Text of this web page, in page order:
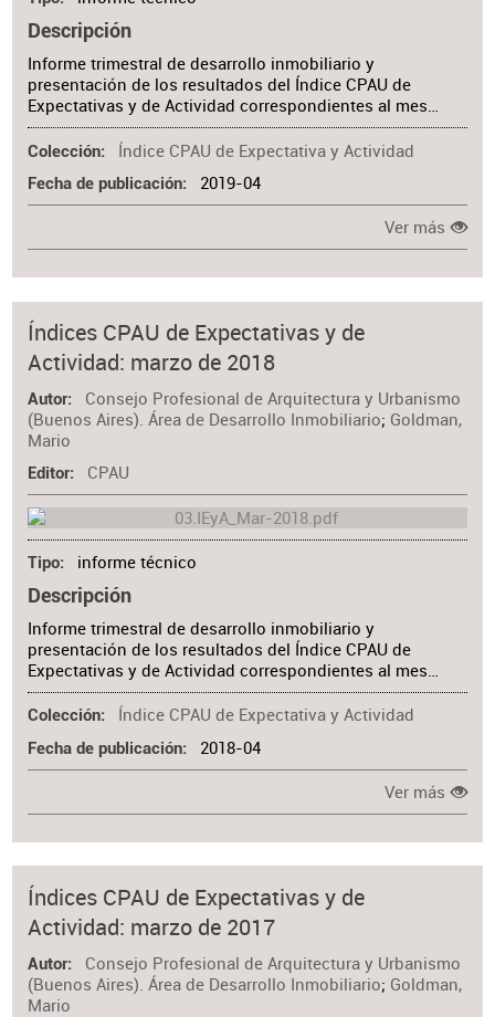
Descripción
Informe trimestral de desarrollo inmobiliario y
presentación de los resultados del Índice CPAU de
Expectativas y de Actividad correspondientes al mes…
Colección Índice CPAU de Expectativa y Actividad
Fecha de publicación 2019-04
Ver más
Índices CPAU de Expectativas y de
Actividad: marzo de 2018
Autor
Consejo Profesional de Arquitectura y Urbanismo
(Buenos Aires). Área de Desarrollo Inmobiliario; Goldman,
Mario
Editor CPAU
Tipo informe técnico
Descripción
Informe trimestral de desarrollo inmobiliario y
presentación de los resultados del Índice CPAU de
Expectativas y de Actividad correspondientes al mes…
Colección Índice CPAU de Expectativa y Actividad
Fecha de publicación 2018-04
Ver más
Índices CPAU de Expectativas y de
Actividad: marzo de 2017
Autor
Consejo Profesional de Arquitectura y Urbanismo
(Buenos Aires). Área de Desarrollo Inmobiliario; Goldman,
Mario